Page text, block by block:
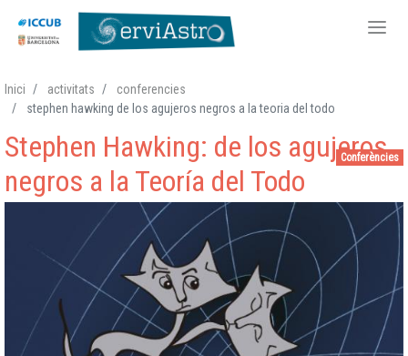
al
Inici activitats
conferencies
stephen hawking de los agujeros negros a la teoria del todo
Conferències
Stephen Hawking: de los agujeros
negros a la Teoría del Todo